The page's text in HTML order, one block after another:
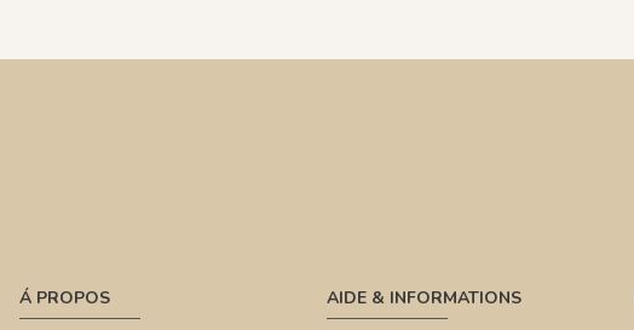
Á PROPOS
AIDE & INFORMATIONS